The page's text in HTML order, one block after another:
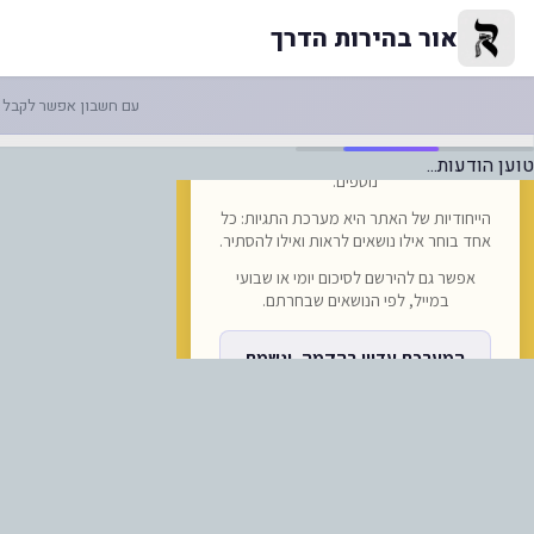
הנשיא וולודימיר זלנסקי חתם
אור בהירות הדרך
עם חשבון אפשר לקבל
טוען הודעות...